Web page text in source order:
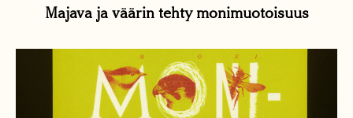
Majava ja väärin tehty monimuotoisuus